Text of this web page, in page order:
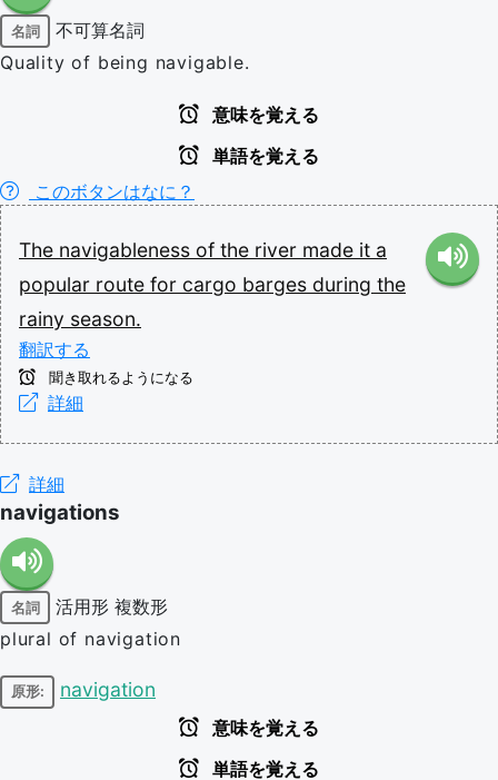
名詞
不可算名詞
Quality of being navigable.
意味を覚える
単語を覚える
このボタンはなに？
The navigableness of the river made it a
popular route for cargo barges during the
rainy season.
翻訳する
聞き取れるようになる
詳細
詳細
navigations
名詞 活用形 複数形
plural of navigation
原形: navigation
意味を覚える
単語を覚える